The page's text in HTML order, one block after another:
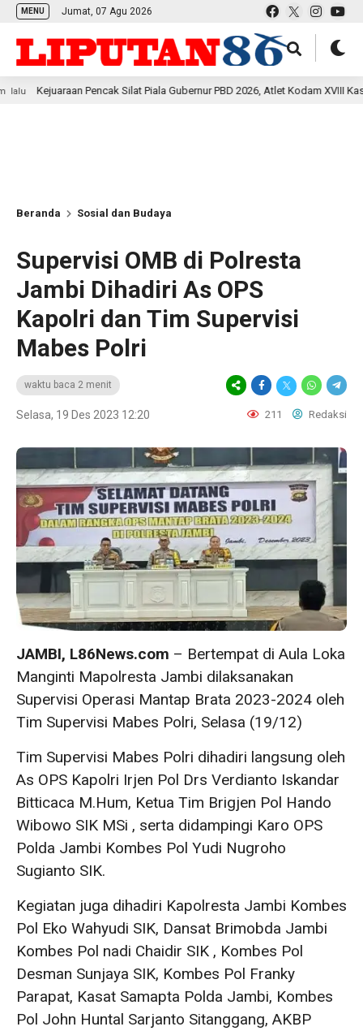
MENU Jumat, 07 Agu 2026
Pencak Silat Piala Gubernur PBD 2026, Atlet Kodam XVIII Kasuari
Beranda Sosial dan Budaya
Supervisi OMB di Polresta
Jambi Dihadiri As OPS
Kapolri dan Tim Supervisi
Mabes Polri
waktu baca 2 menit
Selasa, 19 Des 2023 12:20 211 Redaksi
JAMBI, L86News.com – Bertempat di Aula Loka
Manginti Mapolresta Jambi dilaksanakan
Supervisi Operasi Mantap Brata 2023-2024 oleh
Tim Supervisi Mabes Polri, Selasa (19/12)
Tim Supervisi Mabes Polri dihadiri langsung oleh
As OPS Kapolri Irjen Pol Drs Verdianto Iskandar
Bitticaca M.Hum, Ketua Tim Brigjen Pol Hando
Wibowo SIK MSi , serta didampingi Karo OPS
Polda Jambi Kombes Pol Yudi Nugroho
Sugianto SIK.
Kegiatan juga dihadiri Kapolresta Jambi Kombes
Pol Eko Wahyudi SIK, Dansat Brimobda Jambi
Kombes Pol nadi Chaidir SIK , Kombes Pol
Desman Sunjaya SIK, Kombes Pol Franky
Parapat, Kasat Samapta Polda Jambi, Kombes
Pol John Huntal Sarjanto Sitanggang, AKBP